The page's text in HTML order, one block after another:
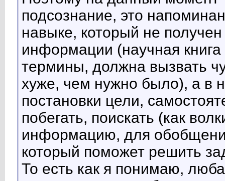
подсознание, это
навыке, который не
информации (научная
термины, должна вызвать
хуже, чем нужно было), а в
постановки цели,
побегать, поискать (как
информацию, для
который поможет решить
То есть как я понимаю,